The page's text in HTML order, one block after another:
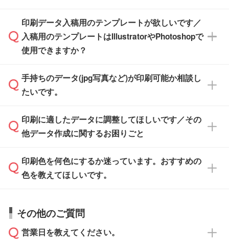
※土日祝日を除く営業日換算です。
※沖縄・離島は追加日数がかかります。
ザインソフトがなくても安心です。
また、「データ作成サービス
せいただければ、弊社にて無料でデザインデー
タを1点作成いたします。
IllustratorやPhotoshop、CLIP STUDIOなどのデ
ザインソフトでこだわりのデザインを作成した
い方は、完全データ入稿
積・ご注文フォームにアップロードしてご入稿
ください。
ご入稿後は経験豊富なスタッフがデータに不備
がないかチェックし、お客様と確認してから印
刷に進みますので、ご安心ください。
印刷データ入稿用のテンプレートが欲しいです／
入稿用のテンプレートはIllustratorやPhotoshopで
使用できますか？
一部商品は入稿用テンプレートのご用意があり
ます。各商品ページの『印刷方法・テンプレー
入稿用のテンプレートはPDF形式ですが、
IllustratorやPhotoshopで開いてご利用いただけ
方」をご確認ください。
手持ちのデータ(jpg写真など)が印刷可能か相談し
たいです。
印刷に適したデータ・解像度かどうか、担当ス
タッフが事前に確認いたします。
ムへ添付いただくか、担当スタッフ宛にメール
でお送りください。
い合わせください。
なお、印刷用データの作り方に関する詳細は、
印刷に適したデータに調整してほしいです／その
他データ作成に関するお困りごと
データ作成でお困りの際には、担当スタッフが
サポートいたしますのでお気軽にご相談くださ
から添付してお送りください。
印刷色を何色にするか迷っています。おすすめの
色を教えてほしいです。
お見積・ご注文・
相談いただきますと、担当スタッフがお客様の
ご希望や商品の本体色を確認し、印刷色をご提
その他のご質問
営業日を教えてください。